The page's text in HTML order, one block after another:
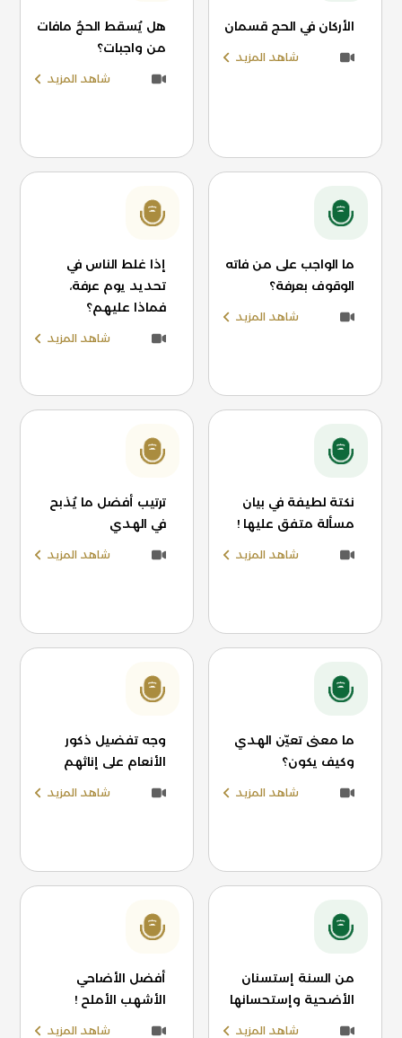
الأركان في الحج قسمان
شاهد المزيد
هل يُسقط الحجُ مافات
من واجبات؟
شاهد المزيد
ما الواجب على من فاته
الوقوف بعرفة؟
شاهد المزيد
إذا غلط الناس في
تحديد يوم عرفة،
فماذا عليهم؟
شاهد المزيد
نكتة لطيفة في بيان
مسألة متفق عليها !
شاهد المزيد
ترتيب أفضل ما يُذبح
في الهدي
شاهد المزيد
ما معنى تعيّن الهدي
وكيف يكون؟
شاهد المزيد
وجه تفضيل ذكور
الأنعام على إناثهم
شاهد المزيد
من السنة إستسنان
الأضحية وإستحسانها
شاهد المزيد
أفضل الأضاحي
الأشهب الأملح !
شاهد المزيد